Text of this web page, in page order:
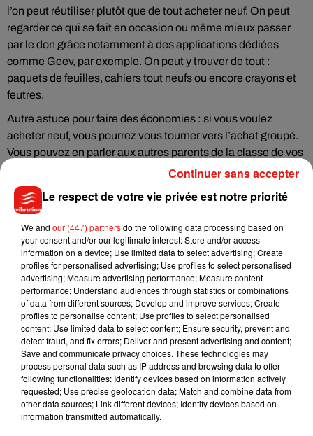
l’on peut réutiliser plutôt que de tout acheter neuf. On peut
regarder ce qui se fait en occasion ou même mieux passer
par le don grâce notamment à des applications dédiées
comme Geev, par exemple. On peut y trouver de tout :
paquets de feuilles, cahiers tout neufs ou encore crayons et
feutres.
Autre astuce pour faire des économies : si vous voulez
acheter neuf, vous pourrez vous tourner vers l’achat groupé.
Vous pouvez en parler aux autres parents de la classe de vos
enfants et aux représentants des parents d’élèves pour
mettre en place des achats groupés au niveau de la classe
voire de l’école.
Musique
7 août 2026
Julien Lieb s’essaye à la vie de chatelain
dans son nouveau clip
Madonna sort enfin le remix de « Love
Le respect de votre vie privée est notre priorité
We and our (447) partnersdo the following data processing based on
your consent and/or our legitimate interest: Store and/or access
information on a device; Use limited data to select advertising; Create
profiles for personalised advertising; Use profiles to select personalised
advertising; Measure advertising performance; Measure content
performance; Understand audiences through statistics or combinations
of data from different sources; Develop and improve services; Create
profiles to personalise content; Use profiles to select personalised
content; Use limited data to select content; Ensure security, prevent and
detect fraud, and fix errors; Deliver and present advertising and content;
Save and communicate privacy choices. These technologies may
process personal data such as IP address and browsing data to offer
following functionalities: Identify devices based on information actively
requested; Use precise geolocation data; Match and combine data from
other data sources; Link different devices; Identify devices based on
information transmitted automatically.
Continuer sans accepter